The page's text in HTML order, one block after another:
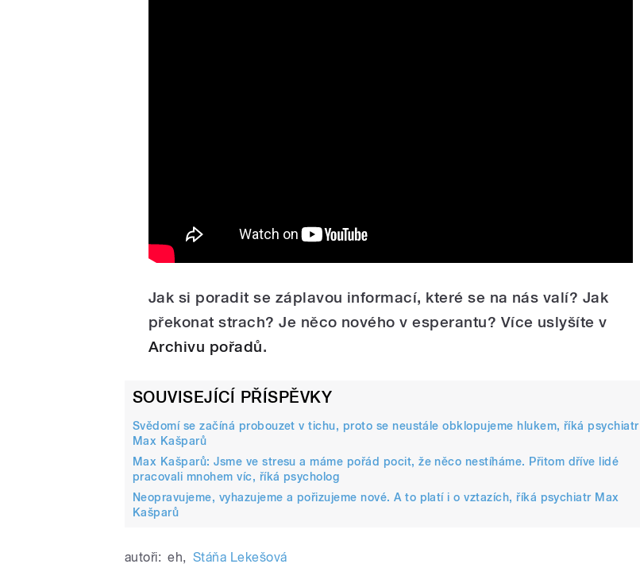
Jak si poradit se záplavou informací, které se na nás valí? Jak
překonat strach? Je něco nového v esperantu? Více uslyšíte v
Archivu pořadů.
SOUVISEJÍCÍ PŘÍSPĚVKY
Svědomí se začíná probouzet v tichu, proto se neustále obklopujeme hlukem, říká psychiatr
Max Kašparů
Max Kašparů: Jsme ve stresu a máme pořád pocit, že něco nestíháme. Přitom dříve lidé
pracovali mnohem víc, říká psycholog
Neopravujeme, vyhazujeme a pořizujeme nové. A to platí i o vztazích, říká psychiatr Max
Kašparů
autoři: eh, Stáňa Lekešová